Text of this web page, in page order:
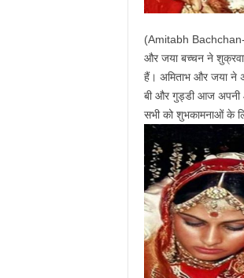
(Amitabh
और जया बच्चन ने शुक्रवार
हैं। अमिताभ और जया ने
बी और गुड्डी आज अपनी
सभी को शुभकामनाओं के